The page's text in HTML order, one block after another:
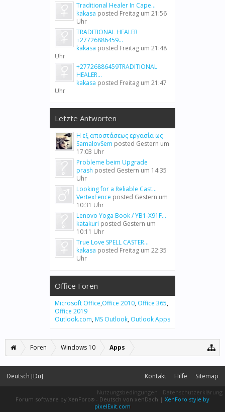
Traditional Healer In Cape...
kakasa posted Freitag um 21:56
Uhr
TRADITIONAL HEALER
+27726886459...
kakasa posted Freitag um 21:48
Uhr
+27726886459TRADITIONAL
HEALER...
kakasa posted Freitag um 21:47
Uhr
Letzte Antworten
Η εξ αποστάσεως εργασία ως
SamalovSem posted Gestern um
17:03 Uhr
Probleme beim Upgrade
prash posted Gestern um 14:35
Uhr
Looking for a Reliable Cast...
VertexFence posted Gestern um
10:31 Uhr
Lenovo Yoga Book / YB1-X91F...
katakuri posted Gestern um
10:11 Uhr
True Love SPELL CASTER...
kakasa posted Freitag um 22:35
Uhr
Office Foren
Microsoft Office,Office 2010, Office 365,
Office 2019
Outlook.com, MS Outlook, Outlook Apps
Foren Windows 10 Apps
Deutsch [Du] Kontakt Hilfe Sitemap
Nutzungsbedingungen
Datenschutzerklärung
Forum software by XenForo® - Deutsch von xenDach | XenForo style by
pixelExit.com